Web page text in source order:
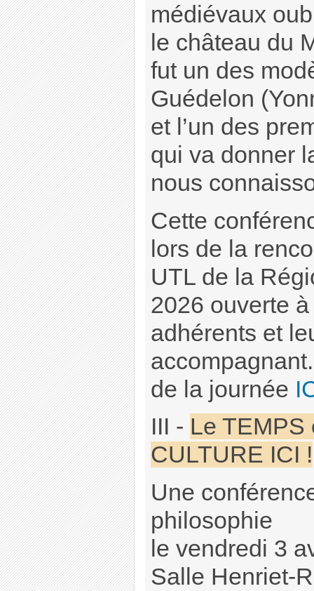
médiévaux
le château du
fut un des
Guédelon
et l’un des
qui va donner
nous
Cette
lors de la
UTL de la
2026 ouverte
adhérents et
de la journée
III - Le TEMPS
CULTURE ICI !
Une
philosophie
le vendredi 3
Salle Henriet-